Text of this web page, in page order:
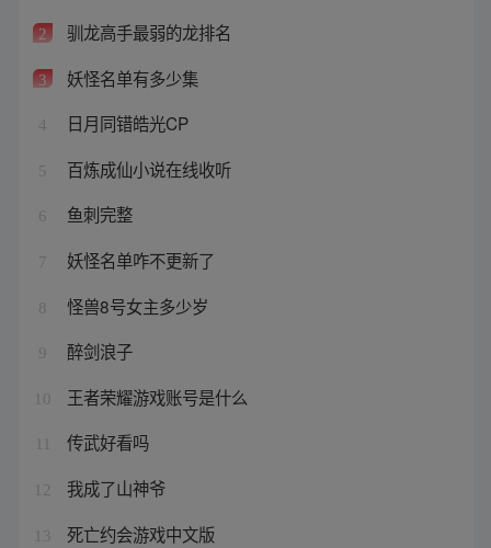
2 驯龙高手最弱的龙排名
3 妖怪名单有多少集
4 日月同错皓光CP
5 百炼成仙小说在线收听
6 鱼刺完整
7 妖怪名单咋不更新了
8 怪兽8号女主多少岁
9 醉剑浪子
10 王者荣耀游戏账号是什么
传武好看吗
12 我成了山神爷
13 死亡约会游戏中文版